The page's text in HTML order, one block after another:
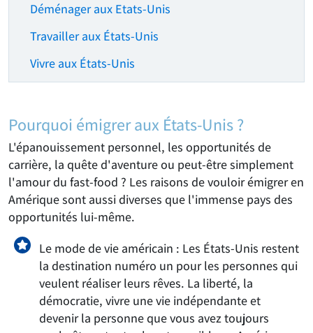
Déménager aux Etats-Unis
Travailler aux États-Unis
Vivre aux États-Unis
Pourquoi émigrer aux États-Unis ?
L'épanouissement personnel, les opportunités de
carrière, la quête d'aventure ou peut-être simplement
l'amour du fast-food ? Les raisons de vouloir émigrer en
Amérique sont aussi diverses que l'immense pays des
opportunités lui-même.
Le mode de vie américain : Les États-Unis restent
la destination numéro un pour les personnes qui
veulent réaliser leurs rêves. La liberté, la
démocratie, vivre une vie indépendante et
devenir la personne que vous avez toujours